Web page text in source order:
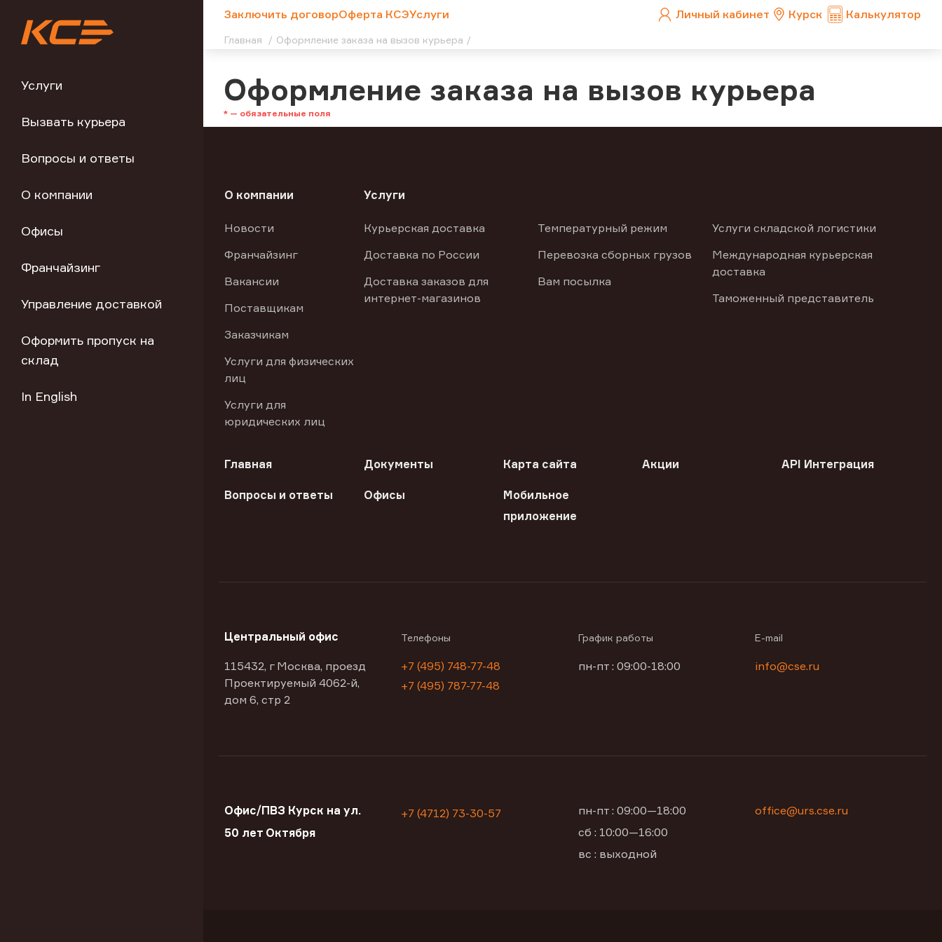
Услуги
Вызвать курьера
Вопросы и ответы
О компании
Офисы
Франчайзинг
Управление доставкой
Оформить пропуск на
склад
In English
Заключить договорОферта КСЭУслуги Личный кабинет Курск Калькулятор
Главная Оформление заказа на вызов курьера
Оформление заказа на вызов курьера
О компании
Новости
Франчайзинг
Вакансии
Поставщикам
Заказчикам
Услуги для физических
лиц
Услуги для
юридических лиц
Услуги
Курьерская доставка
Доставка по России
Доставка заказов для
интернет-магазинов
Температурный режим
Перевозка сборных грузов
Вам посылка
Услуги складской логистики
Международная курьерская
доставка
Таможенный представитель
Главная Документы Карта сайта Акции API Интеграция
Вопросы и ответы Офисы
Мобильное
приложение
Центральный офис
115432, г Москва, проезд
Проектируемый 4062-й,
дом 6, стр 2
Телефоны
+7 (495) 748-77-48
+7 (495) 787-77-48
График работы
пн-пт : 09:00-18:00
E-mail
info@cse.ru
Офис/ПВЗ Курск на ул.
50 лет Октября
+7 (4712) 73-30-57
пн-пт : 09:00—18:00
сб : 10:00—16:00
вс : выходной
office@urs.cse.ru